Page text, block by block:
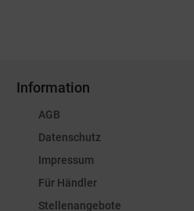
Information
AGB
Datenschutz
Impressum
Für Händler
Stellenangebote